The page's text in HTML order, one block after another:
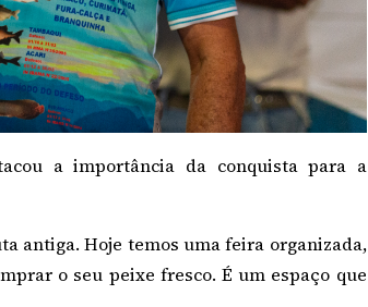
a importância da conquista para a
antiga. Hoje temos uma feira organizada,
o seu peixe fresco. É um espaço que